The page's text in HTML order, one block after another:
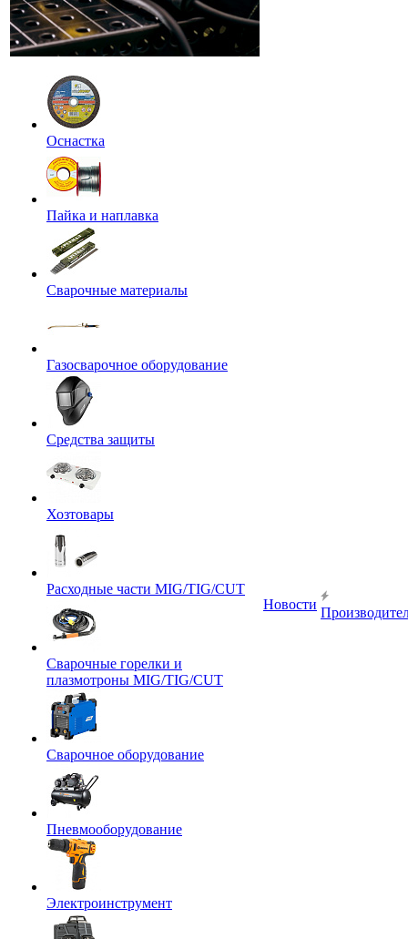
Оснастка
Пайка и наплавка
Сварочные материалы
Газосварочное оборудование
Средства защиты
Хозтовары
Расходные части MIG/TIG/CUT
Сварочные горелки и
плазмотроны MIG/TIG/CUT
Сварочное оборудование
Пневмооборудование
Электроинструмент
Новости